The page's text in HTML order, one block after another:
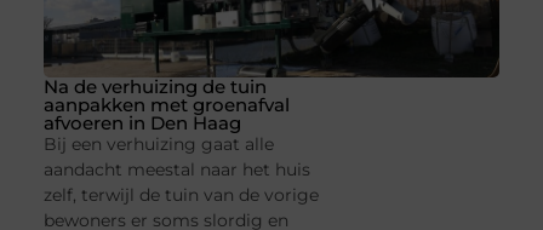
Na de verhuizing de tuin
aanpakken met groenafval
afvoeren in Den Haag
Bij een verhuizing gaat alle
aandacht meestal naar het huis
zelf, terwijl de tuin van de vorige
bewoners er soms slordig en